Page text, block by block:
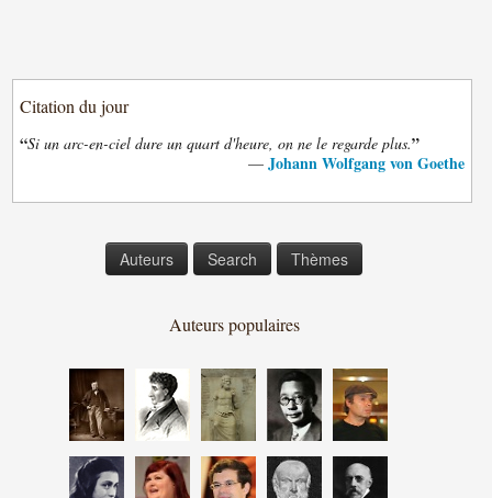
Citation du jour
“Si un arc-en-ciel dure un quart d'heure, on ne le regarde plus.”
— Johann Wolfgang von Goethe
Auteurs Search Thèmes
Auteurs populaires